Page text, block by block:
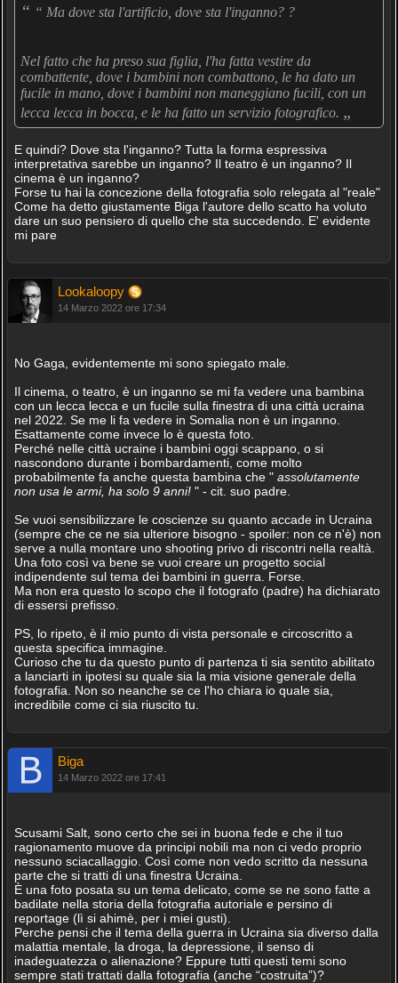
“ “ Ma dove sta l'artificio, dove sta l'inganno? ?
Nel fatto che ha preso sua figlia, l'ha fatta vestire da
combattente, dove i bambini non combattono, le ha dato un
fucile in mano, dove i bambini non maneggiano fucili, con un
lecca lecca in bocca, e le ha fatto un servizio fotografico. „
E quindi? Dove sta l'inganno? Tutta la forma espressiva
interpretativa sarebbe un inganno? Il teatro è un inganno? Il
cinema è un inganno?
Forse tu hai la concezione della fotografia solo relegata al "reale"
Come ha detto giustamente Biga l'autore dello scatto ha voluto
dare un suo pensiero di quello che sta succedendo. E' evidente
mi pare
Lookaloopy
14 Marzo 2022 ore 17:34
No Gaga, evidentemente mi sono spiegato male.
Il cinema, o teatro, è un inganno se mi fa vedere una bambina
con un lecca lecca e un fucile sulla finestra di una città ucraina
nel 2022. Se me li fa vedere in Somalia non è un inganno.
Esattamente come invece lo è questa foto.
Perché nelle città ucraine i bambini oggi scappano, o si
nascondono durante i bombardamenti, come molto
probabilmente fa anche questa bambina che "assolutamente
non usa le armi, ha solo 9 anni!" - cit. suo padre.
Se vuoi sensibilizzare le coscienze su quanto accade in Ucraina
(sempre che ce ne sia ulteriore bisogno - spoiler: non ce n'è) non
serve a nulla montare uno shooting privo di riscontri nella realtà.
Una foto così va bene se vuoi creare un progetto social
indipendente sul tema dei bambini in guerra. Forse.
Ma non era questo lo scopo che il fotografo (padre) ha dichiarato
di essersi prefisso.
PS, lo ripeto, è il mio punto di vista personale e circoscritto a
questa specifica immagine.
Curioso che tu da questo punto di partenza ti sia sentito abilitato
a lanciarti in ipotesi su quale sia la mia visione generale della
fotografia. Non so neanche se ce l'ho chiara io quale sia,
incredibile come ci sia riuscito tu.
Biga
14 Marzo 2022 ore 17:41
Scusami Salt, sono certo che sei in buona fede e che il tuo
ragionamento muove da principi nobili ma non ci vedo proprio
nessuno sciacallaggio. Così come non vedo scritto da nessuna
parte che si tratti di una finestra Ucraina.
È una foto posata su un tema delicato, come se ne sono fatte a
badilate nella storia della fotografia autoriale e persino di
reportage (lì si ahimè, per i miei gusti).
Perche pensi che il tema della guerra in Ucraina sia diverso dalla
malattia mentale, la droga, la depressione, il senso di
inadeguatezza o alienazione? Eppure tutti questi temi sono
sempre stati trattati dalla fotografia (anche “costruita”)?